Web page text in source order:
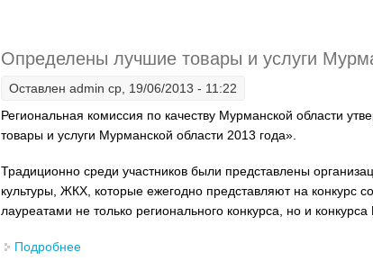
Определены лучшие товары и услуги
Оставлен admin ср, 19/06/2013 - 11:22
Региональная комиссия по качеству Мурманской области
товары и услуги Мурманской области 2013 года».
Традиционно среди участников были представлены
культуры, ЖКХ, которые ежегодно представляют на конкурс
лауреатами не только регионального конкурса, но и
Подробнее